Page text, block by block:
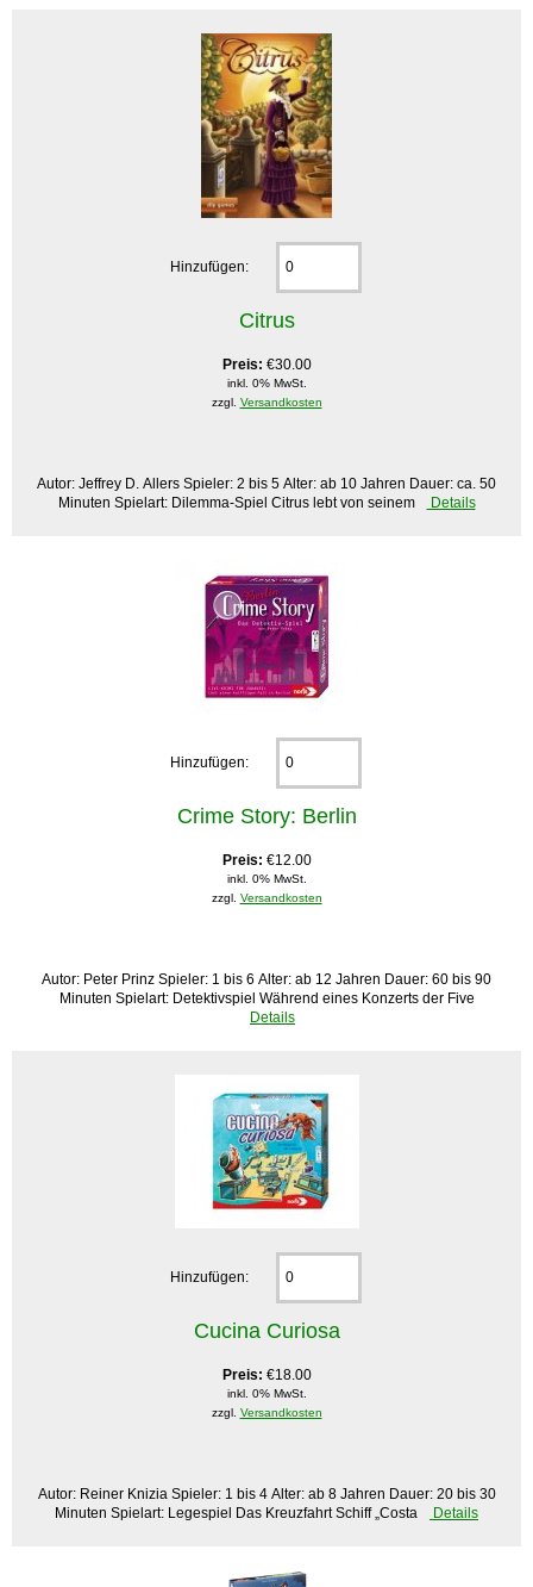
Hinzufügen:
Citrus
Preis: €30.00
inkl. 0% MwSt.
zzgl. Versandkosten
Autor: Jeffrey D. Allers Spieler: 2 bis 5 Alter: ab 10 Jahren Dauer: ca. 50
Minuten Spielart: Dilemma-Spiel Citrus lebt von seinem
Details
Hinzufügen:
Crime Story: Berlin
Preis: €12.00
inkl. 0% MwSt.
zzgl. Versandkosten
Autor: Peter Prinz Spieler: 1 bis 6 Alter: ab 12 Jahren Dauer: 60 bis 90
Minuten Spielart: Detektivspiel Während eines Konzerts der Five
Details
Hinzufügen:
Cucina Curiosa
Preis: €18.00
inkl. 0% MwSt.
zzgl. Versandkosten
Autor: Reiner Knizia Spieler: 1 bis 4 Alter: ab 8 Jahren Dauer: 20 bis 30
Minuten Spielart: Legespiel Das Kreuzfahrt Schiff „Costa
Details